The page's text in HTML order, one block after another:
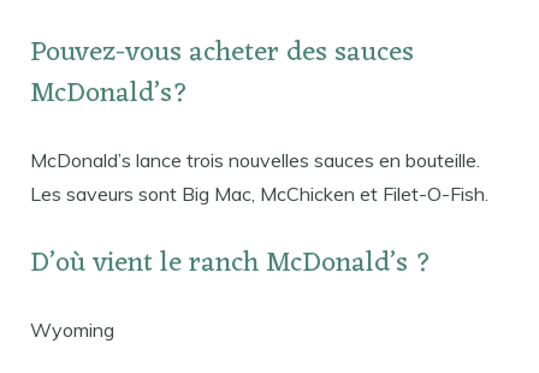
Pouvez-vous acheter des sauces
McDonald’s?
McDonald’s lance trois nouvelles sauces en bouteille.
Les saveurs sont Big Mac, McChicken et Filet-O-Fish.
D’où vient le ranch McDonald’s ?
Wyoming